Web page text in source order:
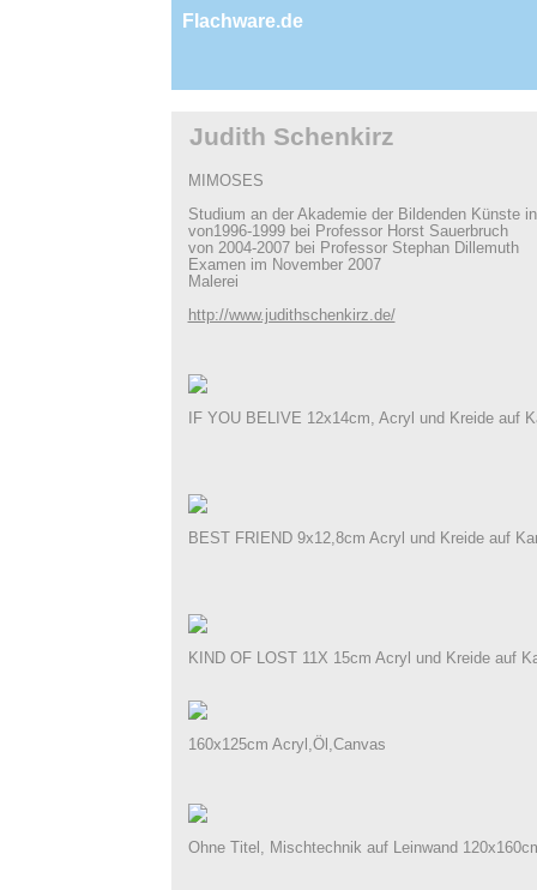
Flachware.de
Judith Schenkirz
MIMOSES
Studium an der Akademie der Bildenden Künste
von1996-1999 bei Professor Horst Sauerbruch
von 2004-2007 bei Professor Stephan Dillemuth
Examen im November 2007
Malerei
http://www.judithschenkirz.de/
IF YOU BELIVE 12x14cm, Acryl und Kreide auf
BEST FRIEND 9x12,8cm Acryl und Kreide auf
KIND OF LOST 11X 15cm Acryl und Kreide auf
160x125cm Acryl,Öl,Canvas
Ohne Titel, Mischtechnik auf Leinwand